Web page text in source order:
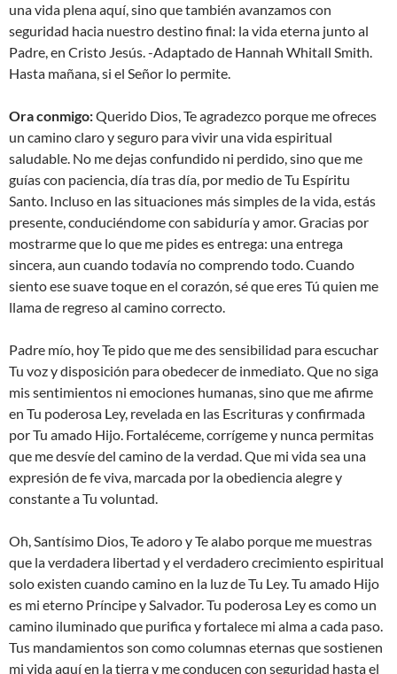
una vida plena aquí, sino que también avanzamos con
seguridad hacia nuestro destino final: la vida eterna junto al
Padre, en Cristo Jesús. -Adaptado de Hannah Whitall Smith.
Hasta mañana, si el Señor lo permite.
Ora conmigo:Querido Dios, Te agradezco porque me ofreces
un camino claro y seguro para vivir una vida espiritual
saludable. No me dejas confundido ni perdido, sino que me
guías con paciencia, día tras día, por medio de Tu Espíritu
Santo. Incluso en las situaciones más simples de la vida, estás
presente, conduciéndome con sabiduría y amor. Gracias por
mostrarme que lo que me pides es entrega: una entrega
sincera, aun cuando todavía no comprendo todo. Cuando
siento ese suave toque en el corazón, sé que eres Tú quien me
llama de regreso al camino correcto.
Padre mío, hoy Te pido que me des sensibilidad para escuchar
Tu voz y disposición para obedecer de inmediato. Que no siga
mis sentimientos ni emociones humanas, sino que me afirme
en Tu poderosa Ley, revelada en las Escrituras y confirmada
por Tu amado Hijo. Fortaléceme, corrígeme y nunca permitas
que me desvíe del camino de la verdad. Que mi vida sea una
expresión de fe viva, marcada por la obediencia alegre y
constante a Tu voluntad.
Oh, Santísimo Dios, Te adoro y Te alabo porque me muestras
que la verdadera libertad y el verdadero crecimiento espiritual
solo existen cuando camino en la luz de Tu Ley. Tu amado Hijo
es mi eterno Príncipe y Salvador. Tu poderosa Ley es como un
camino iluminado que purifica y fortalece mi alma a cada paso.
Tus mandamientos son como columnas eternas que sostienen
mi vida aquí en la tierra y me conducen con seguridad hasta el